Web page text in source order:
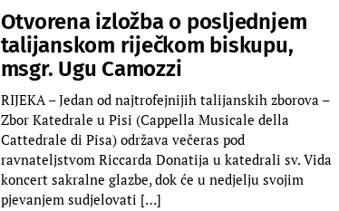
Otvorena izložba o posljednjem
talijanskom riječkom biskupu,
msgr. Ugu Camozzi
RIJEKA – Jedan od najtrofejnijih talijanskih zborova –
Zbor Katedrale u Pisi (Cappella Musicale della
Cattedrale di Pisa) održava večeras pod
ravnateljstvom Riccarda Donatija u katedrali sv. Vida
koncert sakralne glazbe, dok će u nedjelju svojim
pjevanjem sudjelovati […]